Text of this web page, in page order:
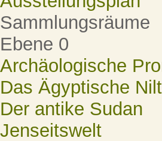
Sammlungsräume
Ebene 0
Archäologische
Das Ägyptische
Der antike Sudan
Jenseitswelt